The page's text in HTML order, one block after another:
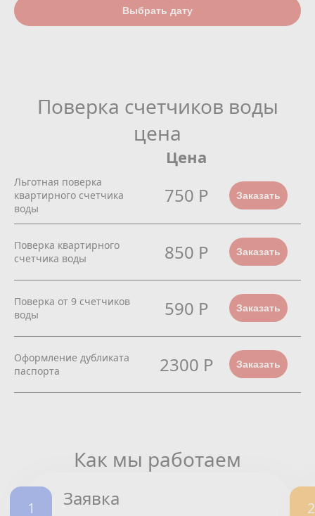
Выбрать дату
Поверка счетчиков воды
цена
Цена
Льготная поверка
квартирного счетчика
воды
750 Р Заказать
Поверка квартирного
счетчика воды
850 Р Заказать
Поверка от 9 счетчиков
воды
590 Р Заказать
Оформление дубликата
паспорта
2300 Р Заказать
Как мы работаем
Заявка